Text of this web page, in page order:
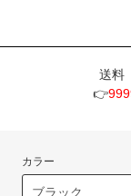
送
👉
カラー